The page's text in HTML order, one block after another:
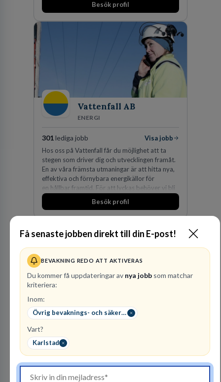
Få senaste jobben direkt till din E-post!
BEVAKNING REDO ATT AKTIVERAS
Du kommer få uppdateringar av nya jobb som matchar
kriteriera:
Inom:
Övrig bevaknings- och säkerhetspersonal
Vart?
Karlstad
Besök profil
Vattenfall AB
ENERGI
301lediga jobb
Visa jobb
Hos oss på Vattenfall får du möjlighet att ta
stegen som driver dig och utvecklingen framåt.
En av våra främsta utmaningar är att hitta nya,
effektiva och förnybara energikällor för
en hållbar framtid. För att lyckas behöver vi bli
fler medarbetare som vill göra skillnad.
Besök profil
Finnvedens
Lastvagnar AB
1lediga jobb
Finnvedens Lastvagnar startades 1997 när man